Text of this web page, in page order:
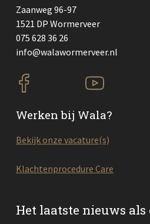
Zaanweg 96-97
1521 DP Wormerveer
075 628 36 26
info@walawormerveer.nl
Werken bij Wala?
Bekijk onze vacature(s)
Klachtenprocedure Care
Het laatste nieuws als